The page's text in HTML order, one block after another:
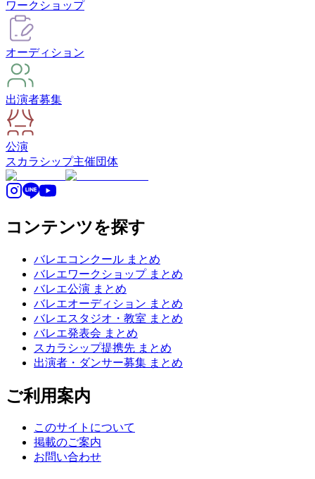
ワークショップ
オーディション
出演者募集
公演
スカラシップ主催団体
コンテンツを探す
バレエコンクール まとめ
バレエワークショップ まとめ
バレエ公演 まとめ
バレエオーディション まとめ
バレエスタジオ・教室 まとめ
バレエ発表会 まとめ
スカラシップ提携先 まとめ
出演者・ダンサー募集 まとめ
ご利用案内
このサイトについて
掲載のご案内
お問い合わせ